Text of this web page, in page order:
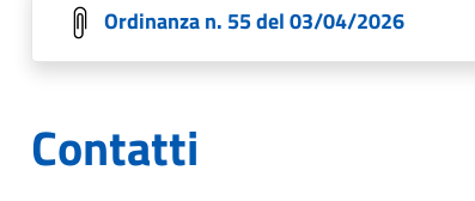
Ordinanza n. 55 del 03/04/2026
Contatti